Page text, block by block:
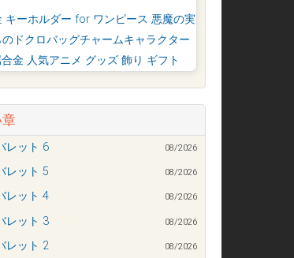
キーホルダー for ワンピース 悪魔の実
のドクロバッグチャームキャラクター
金 人気アニメ グッズ 飾り ギフト
レット 6 08/2026
レット 5 08/2026
レット 4 08/2026
レット 3 08/2026
レット 2 08/2026